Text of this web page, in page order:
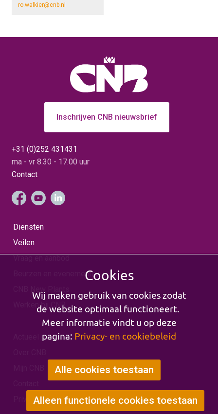
ro.walkier@cnb.nl
Inschrijven CNB nieuwsbrief
+31 (0)252 431431
ma - vr 8.30 - 17.00 uur
Contact
Diensten
Veilen
Beurzen en evenementen
Werken bij CNB
Privacy & Cookies
Cookies
Wij maken gebruik van cookies zodat
de website optimaal functioneert.
Meer informatie vindt u op deze
pagina: Privacy- en cookiebeleid
Alle cookies toestaan
Alleen functionele cookies toestaan